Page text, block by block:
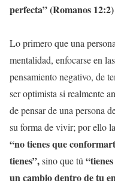
perfecta” (Romanos 12:2)
Lo primero que una
mentalidad, enfocarse en
pensamiento negativo, de
ser optimista si realmente
de pensar de una persona
su forma de vivir; por ello
“no tienes que
tienes”,sino que tú
un cambio dentro de tu